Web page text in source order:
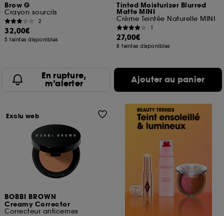
Brow G
Crayon sourcils
2
32,00€
5 teintes disponibles
En rupture,
m’alerter
Tinted Moisturizer Blurred
Matte MINI
Crème Teintée Naturelle MINI
1
27,00€
8 teintes disponibles
Ajouter au panier
BOBBI BROWN
Creamy Corrector
Correcteur anticernes
Exclu web